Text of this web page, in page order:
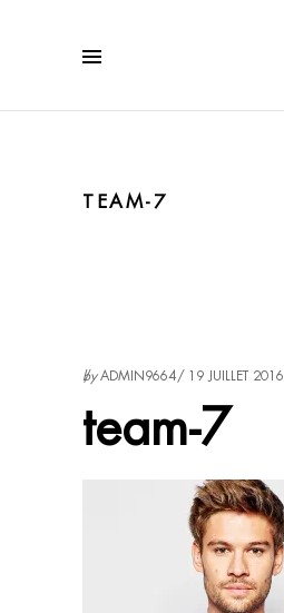
TEAM-7
byADMIN9664 19 JUILLET 2016
team-7